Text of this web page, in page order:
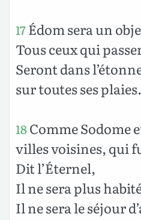
17Édom sera un
Tous ceux qui
Seront dans
sur toutes ses plaies.
18Comme Sodome
villes voisines, qui
Dit l’Éternel,
Il ne sera plus
Il ne sera le séjour